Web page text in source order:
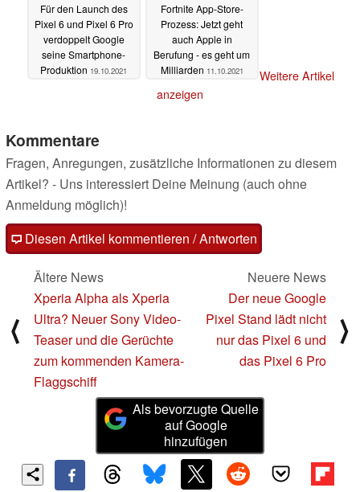
Für den Launch des
Pixel 6 und Pixel 6 Pro
verdoppelt Google
seine Smartphone-
Produktion 19.10.2021
Fortnite App-Store-
Prozess: Jetzt geht
auch Apple in
Berufung - es geht um
Milliarden 11.10.2021
Weitere Artikel
anzeigen
Kommentare
Fragen, Anregungen, zusätzliche Informationen zu diesem
Artikel? - Uns interessiert Deine Meinung (auch ohne
Anmeldung möglich)!
Diesen Artikel kommentieren / Antworten
⟨
Ältere News
Xperia Alpha als Xperia
Ultra? Neuer Sony Video-
Teaser und die Gerüchte
zum kommenden Kamera-
Flaggschiff
Neuere News
Der neue Google
Pixel Stand lädt nicht
nur das Pixel 6 und
das Pixel 6 Pro
⟩
Als bevorzugte Quelle
auf Google
hinzufügen